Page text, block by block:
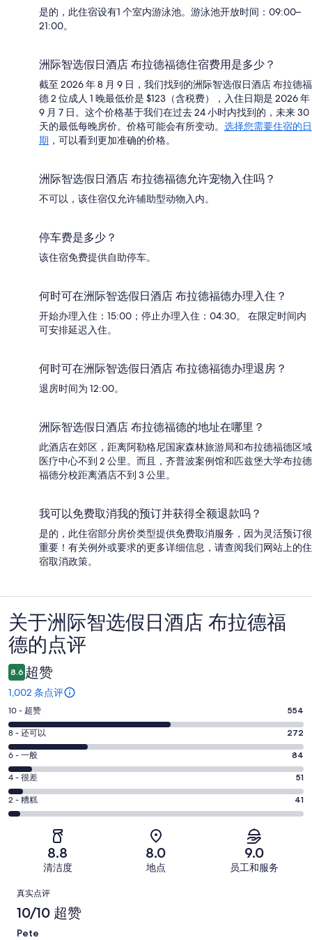
是的，此住宿设有1 个室内游泳池。游泳池开放时间：09:00–
21:00。
洲际智选假日酒店 布拉德福德住宿费用是多少？
截至 2026 年 8 月 9 日，我们找到的洲际智选假日酒店 布拉德福
德 2 位成人 1 晚最低价是 $123（含税费），入住日期是 2026 年
9 月 7 日。这个价格基于我们在过去 24 小时内找到的，未来 30
天的最低每晚房价。价格可能会有所变动。 选择您需要住宿的日
期 ，可以看到更加准确的价格。
洲际智选假日酒店 布拉德福德允许宠物入住吗？
不可以，该住宿仅允许辅助型动物入内。
停车费是多少？
该住宿免费提供自助停车。
何时可在洲际智选假日酒店 布拉德福德办理入住？
开始办理入住：15:00；停止办理入住：04:30。 在限定时间内
可安排延迟入住。
何时可在洲际智选假日酒店 布拉德福德办理退房？
退房时间为 12:00。
洲际智选假日酒店 布拉德福德的地址在哪里？
此酒店在郊区，距离阿勒格尼国家森林旅游局和布拉德福德区域
医疗中心不到 2 公里。而且，齐普波案例馆和匹兹堡大学布拉德
福德分校距离酒店不到 3 公里。
我可以免费取消我的预订并获得全额退款吗？
是的，此住宿部分房价类型提供免费取消服务，因为灵活预订很
重要！有关例外或要求的更多详细信息，请查阅我们网站上的住
宿取消政策。
点
评
关于洲际智选假日酒店 布拉德福
德的点评
8.6 超赞
1,002 条点评
10
分
-
超
赞。
554
条
好
条
点
10 - 超赞 554
8
分
-
还
可
以。
有
1002
条
8 - 还可以 272
6
分
-
一
般。
共
有
1002
6 - 一般 84
4
分
-
评，
共
有
4 - 很差 51
2
分
条
好
评，
共
2 - 糟糕 41
8.8
清洁度
8.0
地点
9.0
员工和服务
点
评
真实点评
10/10 超赞
Pete